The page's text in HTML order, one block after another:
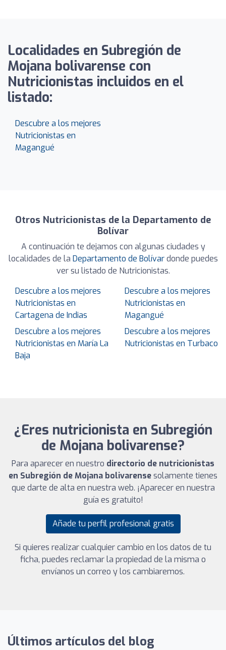
Localidades en Subregión de
Mojana bolivarense con
Nutricionistas incluidos en el
listado:
Descubre a los mejores
Nutricionistas en
Magangué
Otros Nutricionistas de la Departamento de
Bolívar
A continuación te dejamos con algunas ciudades y
localidades de la Departamento de Bolívardonde puedes
ver su listado de Nutricionistas.
Descubre a los mejores
Nutricionistas en
Cartagena de Indias
Descubre a los mejores
Nutricionistas en
Magangué
Descubre a los mejores
Nutricionistas en María La
Baja
Descubre a los mejores
Nutricionistas en Turbaco
¿Eres nutricionista en Subregión
de Mojana bolivarense?
Para aparecer en nuestro directorio de nutricionistas
en Subregión de Mojana bolivarensesolamente tienes
que darte de alta en nuestra web. ¡Aparecer en nuestra
guía es gratuito!
Añade tu perfil profesional gratis
Si quieres realizar cualquier cambio en los datos de tu
ficha, puedes reclamar la propiedad de la misma o
envíanos un correo y los cambiaremos.
Últimos artículos del blog